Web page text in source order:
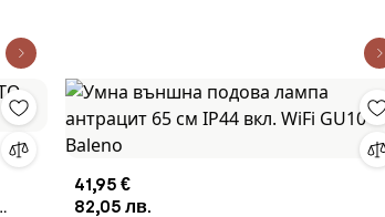
41,95 €
82,05 лв.